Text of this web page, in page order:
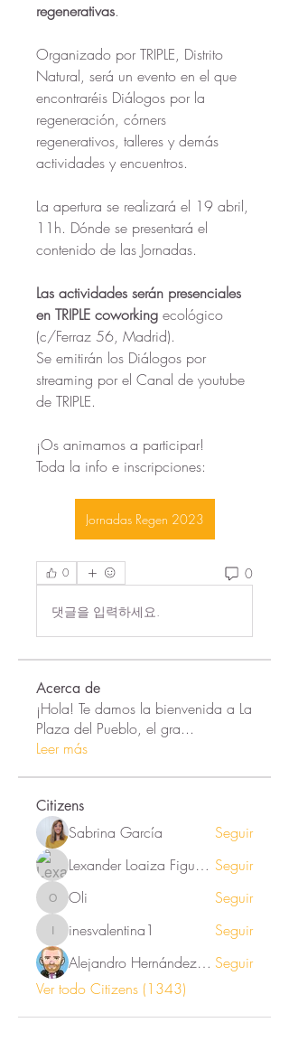
regenerativas.
Organizado por TRIPLE, Distrito
Natural, será un evento en el que
encontraréis Diálogos por la
regeneración, córners
regenerativos, talleres y demás
actividades y encuentros.
La apertura se realizará el 19 abril,
11h. Dónde se presentará el
contenido de las Jornadas.
Las actividades serán presenciales
en TRIPLE coworking ecológico
(c/Ferraz 56, Madrid).
Se emitirán los Diálogos por
streaming por el Canal de youtube
de TRIPLE.
¡Os animamos a participar!
Toda la info e inscripciones:
Jornadas Regen 2023
0 0
댓글을 입력하세요.
Acerca de
¡Hola! Te damos la bienvenida a La
Plaza del Pueblo, el gra...
Leer más
Citizens
Sabrina García
Seguir
Lexander Loaiza Figueroa Seguir
Oli Oli Seguir
inesvalentina1
inesvalentina1
Seguir
Alejandro Hernández Renner Seguir
Ver todo Citizens (1343)